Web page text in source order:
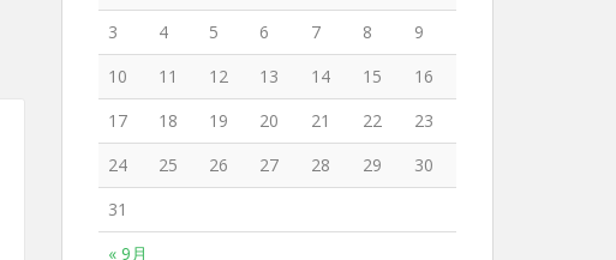
« 9月
3
4 5 6 7 8
9
10
11 12 13 14 15
16
17
18 19 20 21 22
23
24
25 26 27 28 29
30
31